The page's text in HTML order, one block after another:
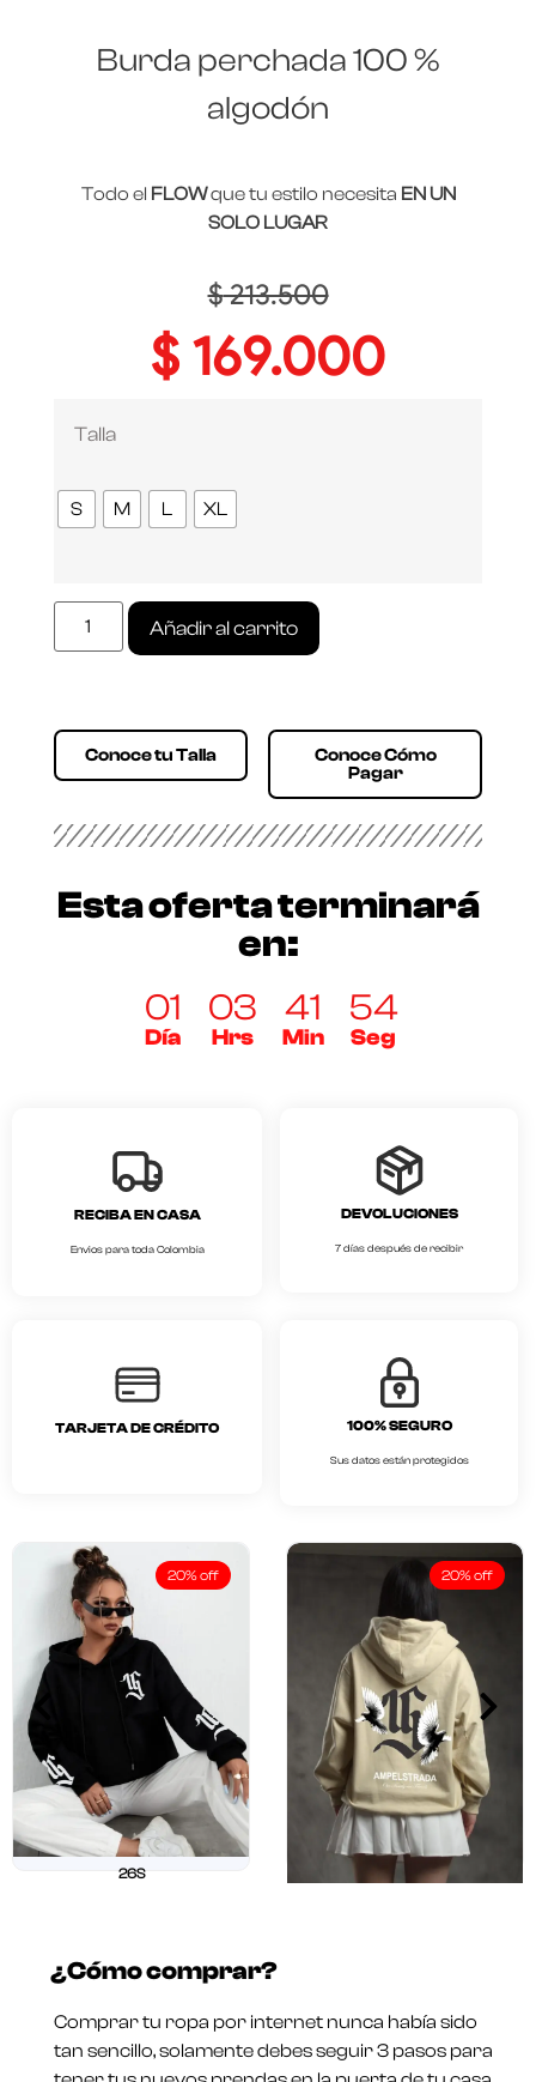
Burda perchada 100 %
algodón
Todo el FLOWque tu estilo necesita EN UN
SOLO LUGAR
$213.500
$ 169.000
Talla
S M L XL
Añadir al carrito
Conoce tu Talla
Conoce Cómo
Pagar
Esta oferta terminará
en:
01
Día
03
Hrs
41
Min
54
Seg
RECIBA EN CASA
Envios para toda Colombia
DEVOLUCIONES
7 días después de recibir
TARJETA DE CRÉDITO 100% SEGURO
Sus datos están protegidos
20% off
26S
en
0
20% off
de
5
¿Cómo comprar?
Comprar tu ropa por internet nunca había sido
tan sencillo, solamente debes seguir 3 pasos para